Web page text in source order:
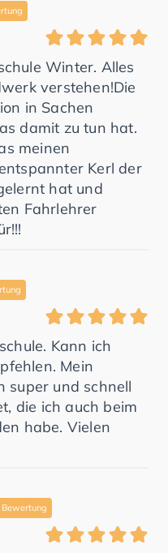
Winter. Alles
verstehen!Die
in Sachen
damit zu tun hat.
meinen
Kerl der
hat und
Fahrlehrer
Kann ich
Mein
super und schnell
die ich auch beim
habe. Vielen